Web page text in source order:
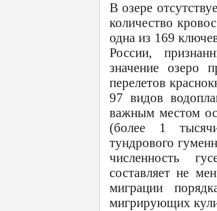
В озере
количество
одна из 169
России,
значение озеро
перелетов
97 видов
важным местом
(более 1
тундрового
численность
составляет не
миграции
мигрирующих